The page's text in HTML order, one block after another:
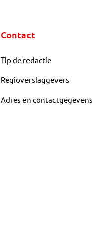
Contact
Tip de redactie
Regioverslaggevers
Adres en contactgegevens